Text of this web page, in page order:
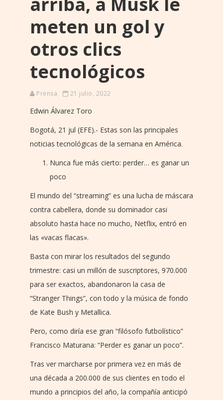
meten un gol y
otros clics
tecnológicos
Prensa 21 julio, 2022
Edwin Álvarez Toro
Bogotá, 21 jul (EFE).- Estas son las principales
noticias tecnológicas de la semana en América.
Nunca fue más cierto: perder… es ganar un
poco
El mundo del “streaming” es una lucha de máscara
contra cabellera, donde su dominador casi
absoluto hasta hace no mucho, Netflix, entró en
las «vacas flacas».
Basta con mirar los resultados del segundo
trimestre: casi un millón de suscriptores, 970.000
para ser exactos, abandonaron la casa de
“Stranger Things”, con todo y la música de fondo
de Kate Bush y Metallica.
Pero, como diría ese gran “filósofo futbolístico”
Francisco Maturana: “Perder es ganar un poco”.
Tras ver marcharse por primera vez en más de
una década a 200.000 de sus clientes en todo el
mundo a principios del año, la compañía anticipó